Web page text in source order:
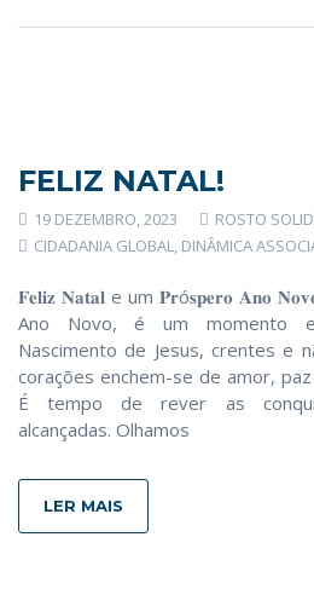
FELIZ NATAL!
19 DEZEMBRO, 2023
ROSTO
CIDADANIA GLOBAL, DINÂMICA
𝐅𝐞𝐥𝐢𝐳 𝐍𝐚𝐭𝐚𝐥 e um 𝐏𝐫ó𝐬𝐩𝐞𝐫𝐨 𝐀𝐧𝐨
Ano Novo, é um momento
Nascimento de Jesus, crentes e
corações enchem-se de amor,
É tempo de rever as
alcançadas. Olhamos
LER MAIS